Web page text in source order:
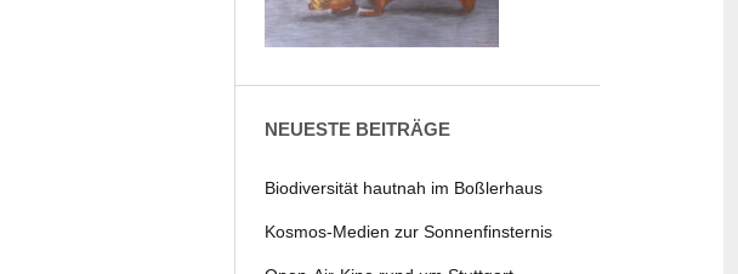
NEUESTE BEITRÄGE
Biodiversität hautnah im Boßlerhaus
Kosmos-Medien zur Sonnenfinsternis